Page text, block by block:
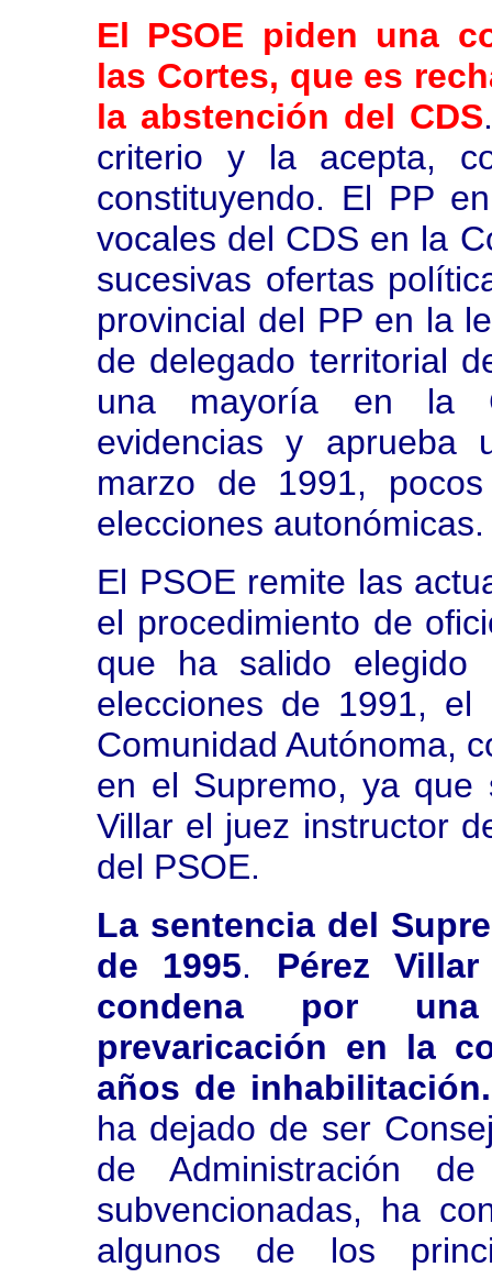
El PSOE piden una
las Cortes, que es
la abstención del CDS
criterio y la acepta,
constituyendo. El PP
vocales del CDS en la
sucesivas ofertas
provincial del PP en la
de delegado territorial
una mayoría en la
evidencias y aprueba
marzo de 1991,
elecciones autonómicas.
El PSOE remite las
el procedimiento de
que ha salido elegido
elecciones de 1991,
Comunidad Autónoma,
en el Supremo, ya que
Villar el juez instructor
del PSOE.
La sentencia del
de 1995. Pérez
condena por
prevaricación en la
años de
ha dejado de ser
de Administración
subvencionadas, ha
algunos de los